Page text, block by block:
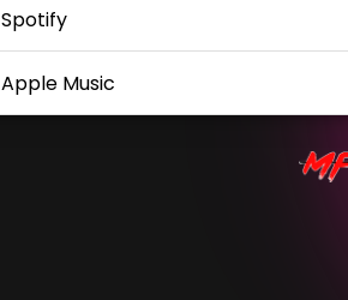
Spotify
Apple Music